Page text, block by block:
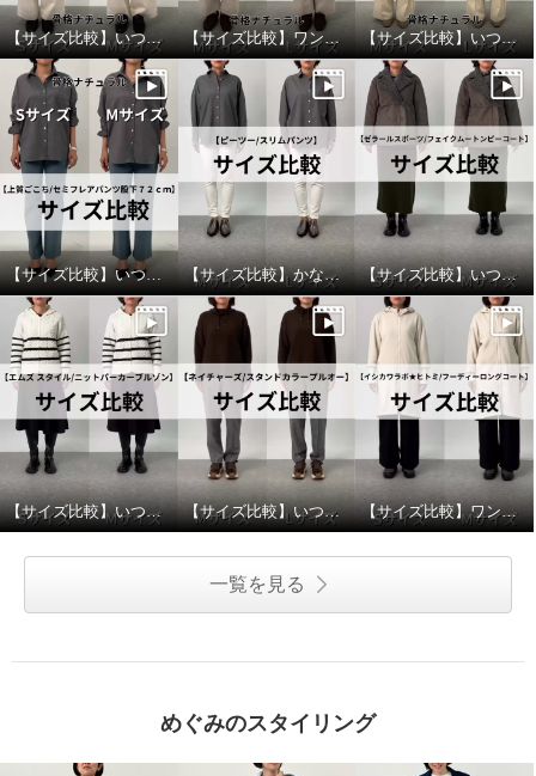
【サイズ比較】いつものサイズがおすすめ 【サイズ比較】ワンサイズアップがオススメ 【サイズ比較】いつものサイズでオッケー
【サイズ比較】いつものサイズ以上がおすすめ 【サイズ比較】かなりピッタリ目なのでワンサイズアップがオススメ 【サイズ比較】いつものサイズでちょうど良い
【サイズ比較】いつものサイズがおすすめ 【サイズ比較】いつものサイズがおすすめ 【サイズ比較】ワンサイズダウンがおすすめ
一覧を見る
めぐみのスタイリング